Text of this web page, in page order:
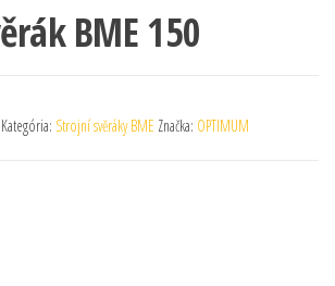
BME 150
Kategória: Strojní svěráky BME Značka: OPTIMUM